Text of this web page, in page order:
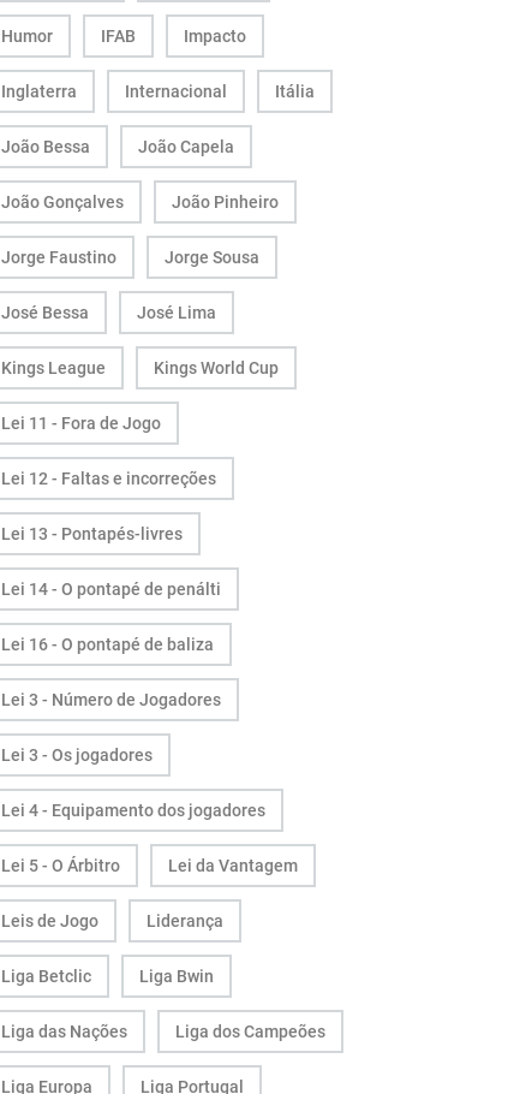
Humor IFAB Impacto
Inglaterra Internacional Itália
João Bessa João Capela
João Gonçalves João Pinheiro
Jorge Faustino Jorge Sousa
José Bessa José Lima
Kings League Kings World Cup
Lei 11 - Fora de Jogo
Lei 12 - Faltas e incorreções
Lei 13 - Pontapés-livres
Lei 14 - O pontapé de penálti
Lei 16 - O pontapé de baliza
Lei 3 - Número de Jogadores
Lei 3 - Os jogadores
Lei 4 - Equipamento dos jogadores
Lei 5 - O Árbitro Lei da Vantagem
Leis de Jogo Liderança
Liga Betclic Liga Bwin
Liga das Nações Liga dos Campeões
Liga Europa Liga Portugal